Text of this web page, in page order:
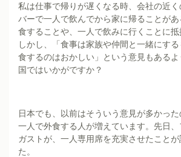
私は仕事で帰りが遅くなる時、会社の近
バーで一人で飲んでから家に帰ることが
食することや、一人で飲みに行くことに抵
しかし、「食事は家族や仲間と一緒にす
食するのはおかしい」という意見もある
国ではいかがですか？
日本でも、以前はそういう意見が多かっ
一人で外食する人が増えています。先日
ガストが、一人専用席を充実させたこと
た。